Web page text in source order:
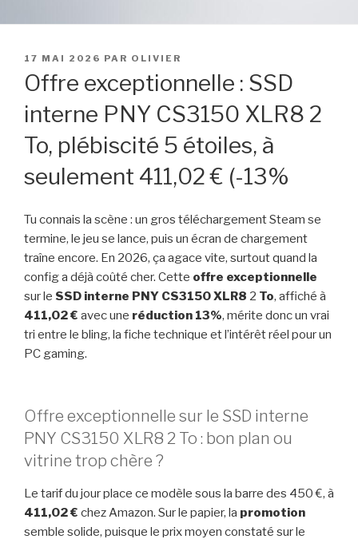
PUBLIÉ
17 MAI 2026 PAR OLIVIER
Offre exceptionnelle : SSD
interne PNY CS3150 XLR8 2
To, plébiscité 5 étoiles, à
seulement 411,02 € (-13%
Tu connais la scène : un gros téléchargement Steam se
termine, le jeu se lance, puis un écran de chargement
traîne encore. En 2026, ça agace vite, surtout quand la
config a déjà coûté cher. Cette offre exceptionnelle
sur le SSD interne PNY CS3150 XLR8 2 To, affiché à
411,02 € avec une réduction 13%, mérite donc un vrai
tri entre le bling, la fiche technique et l’intérêt réel pour un
PC gaming.
Offre exceptionnelle sur le SSD interne
PNY CS3150 XLR8 2 To : bon plan ou
vitrine trop chère ?
Le tarif du jour place ce modèle sous la barre des 450 €, à
411,02 € chez Amazon. Sur le papier, la promotion
semble solide, puisque le prix moyen constaté sur le